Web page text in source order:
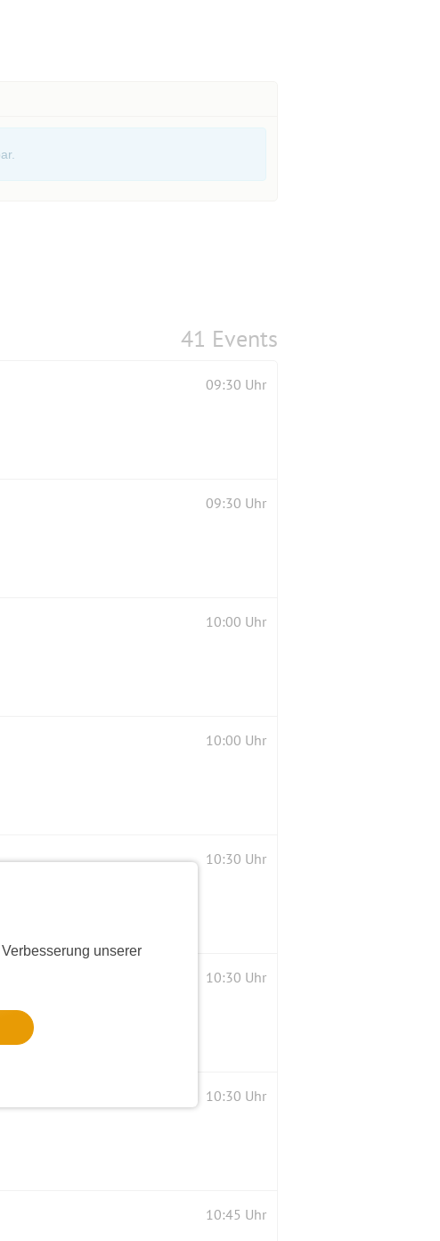
unserer
41 Events
09:30 Uhr
09:30 Uhr
10:00 Uhr
10:00 Uhr
10:30 Uhr
10:30 Uhr
10:30 Uhr
10:45 Uhr